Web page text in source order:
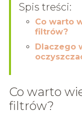
Spis treści:
Co warto
filtrów?
Dlaczego
Co warto
filtrów?